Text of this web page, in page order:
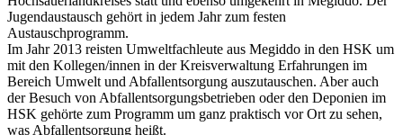
Jugendaustausch gehört in jedem Jahr zum festen
Austauschprogramm.
Im Jahr 2013 reisten Umweltfachleute aus Megiddo in den HSK um
mit den Kollegen/innen in der Kreisverwaltung Erfahrungen im
Bereich Umwelt und Abfallentsorgung auszutauschen. Aber auch
der Besuch von Abfallentsorgungsbetrieben oder den Deponien im
HSK gehörte zum Programm um ganz praktisch vor Ort zu sehen,
was Abfallentsorgung heißt.